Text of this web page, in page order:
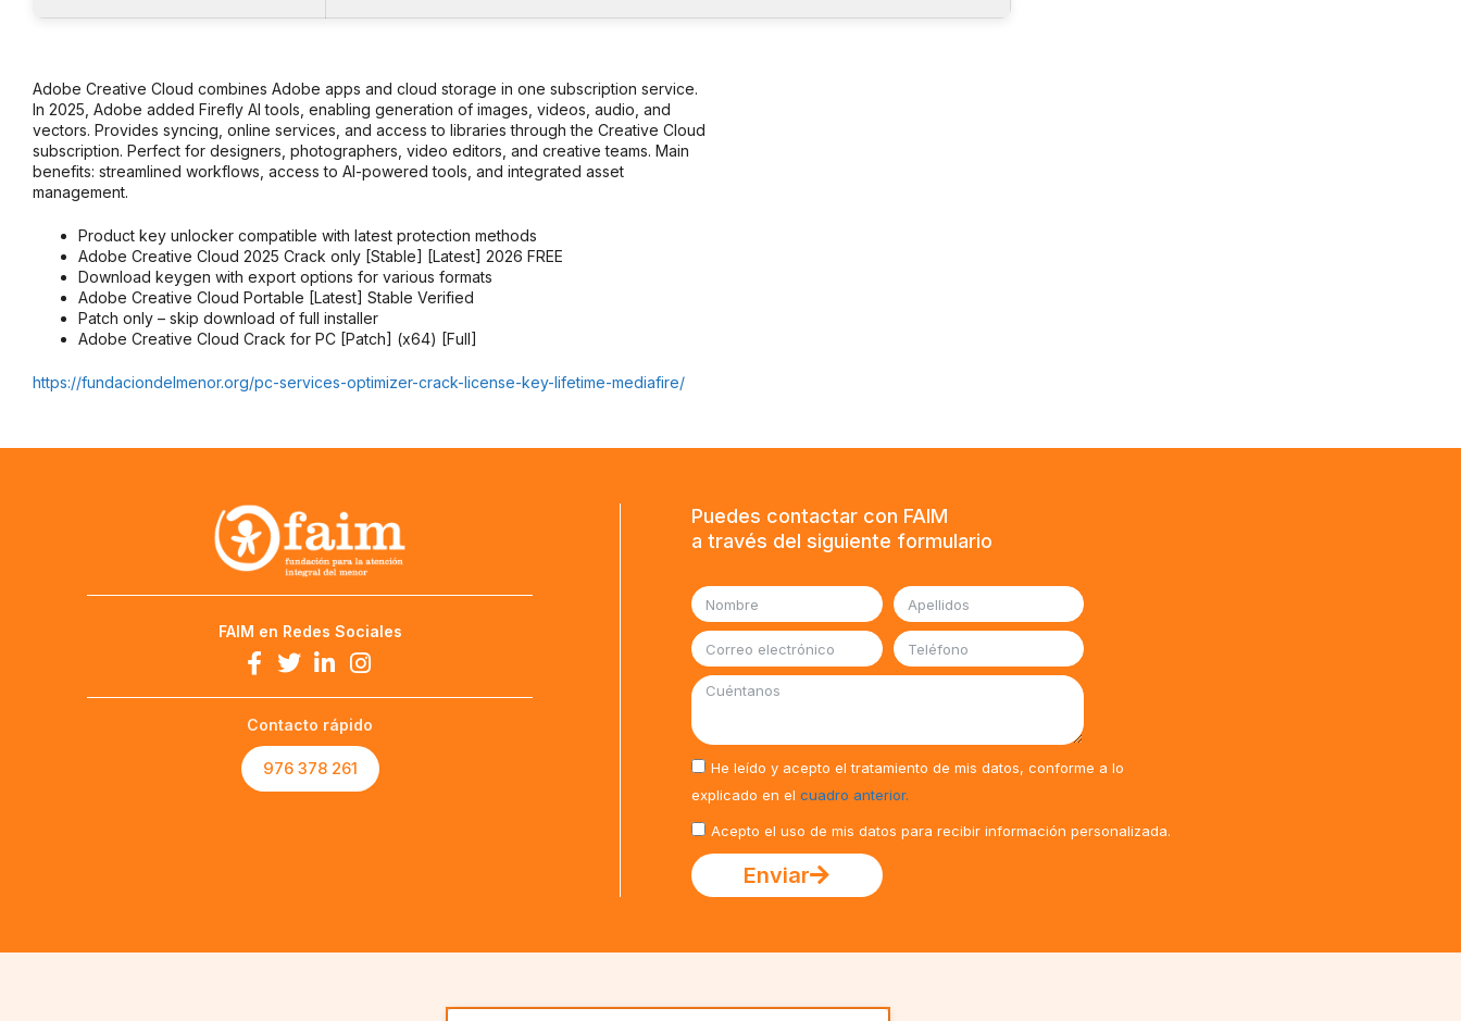
Adobe Creative Cloud combines Adobe apps and cloud storage in one subscription service.
In 2025, Adobe added Firefly AI tools, enabling generation of images, videos, audio, and
vectors. Provides syncing, online services, and access to libraries through the Creative Cloud
subscription. Perfect for designers, photographers, video editors, and creative teams. Main
benefits: streamlined workflows, access to AI-powered tools, and integrated asset
management.
Product key unlocker compatible with latest protection methods
Adobe Creative Cloud 2025 Crack only [Stable] [Latest] 2026 FREE
Download keygen with export options for various formats
Adobe Creative Cloud Portable [Latest] Stable Verified
Patch only – skip download of full installer
Adobe Creative Cloud Crack for PC [Patch] (x64) [Full]
https://fundaciondelmenor.org/pc-services-optimizer-crack-license-key-lifetime-mediafire/
FAIM en Redes Sociales
Contacto rápido
976 378 261
Puedes contactar con FAIM
a través del siguiente formulario
He leído y acepto el tratamiento de mis datos, conforme a lo
explicado en el cuadro anterior.
Acepto el uso de mis datos para recibir información personalizada.
Enviar